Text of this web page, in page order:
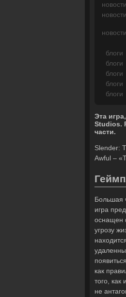
новости
новости
новости
блоги
блоги
блоги
блоги
блоги
Эта
Studios.
части.
Slender:
Awful –
Большая
игра
оснащен
угрозу
как
того, как
не